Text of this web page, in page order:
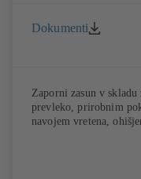
Dokumenti
Zaporni zasun v
prevleko, prirobnim
navojem vretena,